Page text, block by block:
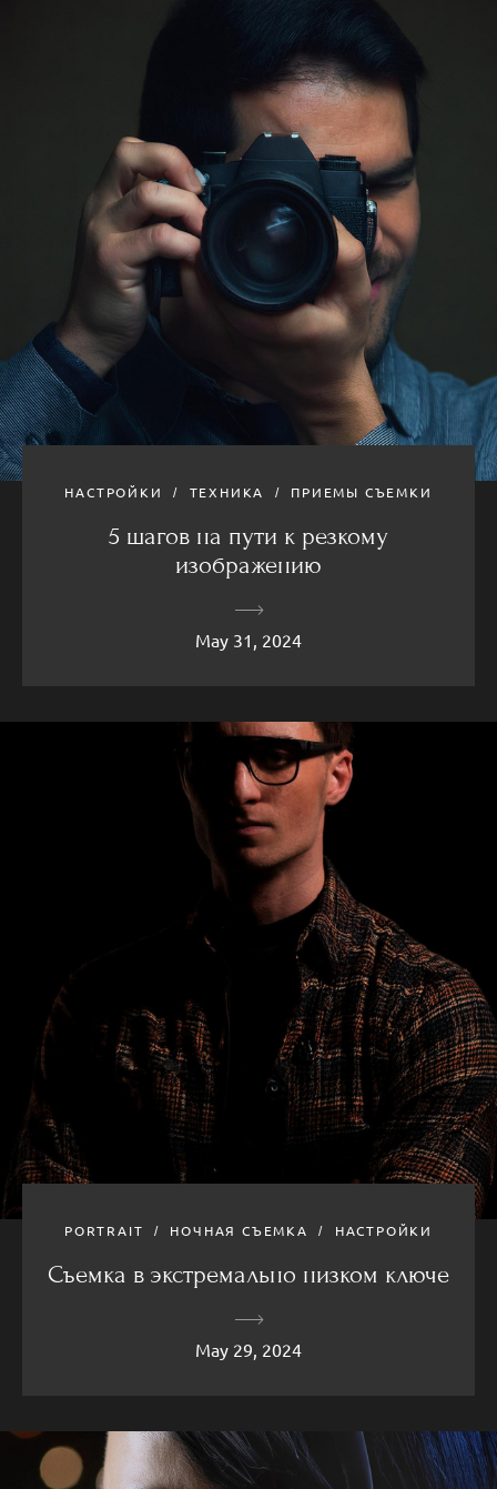
НАСТРОЙКИ ТЕХНИКА ПРИЕМЫ СЪЕМКИ
5 шагов на пути к резкому
изображению
May 31, 2024
PORTRAIT НОЧНАЯ СЪЕМКА НАСТРОЙКИ
Съемка в экстремально низком ключе
May 29, 2024